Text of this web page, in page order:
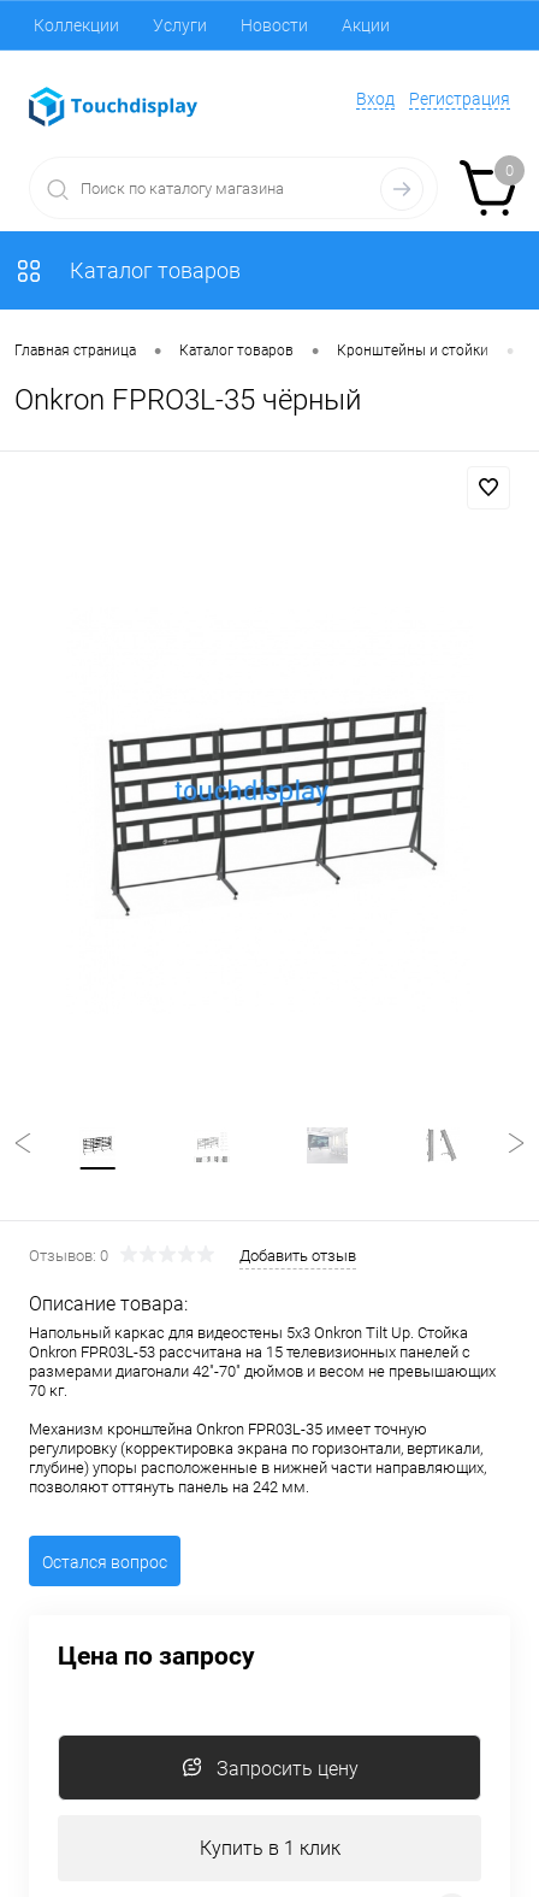
Коллекции Услуги Новости Акции
Вход Регистрация
0
Каталог товаров
Главная страница • Каталог товаров • Кронштейны и стойки •
Onkron FPRO3L-35 чёрный
Отзывов: 0 Добавить отзыв
Описание товара:
Напольный каркас для видеостены 5х3 Onkron Tilt Up. Стойка
Onkron FPR03L-53 рассчитана на 15 телевизионных панелей с
размерами диагонали 42"-70" дюймов и весом не превышающих
70 кг.
Механизм кронштейна Onkron FPR03L-35 имеет точную
регулировку (корректировка экрана по горизонтали, вертикали,
глубине) упоры расположенные в нижней части направляющих,
позволяют оттянуть панель на 242 мм.
Остался вопрос
Цена по запросу
Запросить цену
Купить в 1 клик